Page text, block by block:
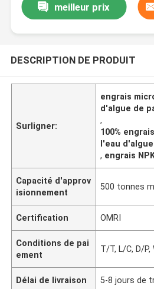
meilleur prix
DESCRIPTION DE PRODUIT
Surligner:
engrais
d'algue de
,
100%
l'eau d'algue
, engrais
Capacité d'approv
isionnement
500 tonnes
Certification OMRI
Conditions de pai
ement
T/T, L/C, D/
Délai de livraison 5-8 jours de